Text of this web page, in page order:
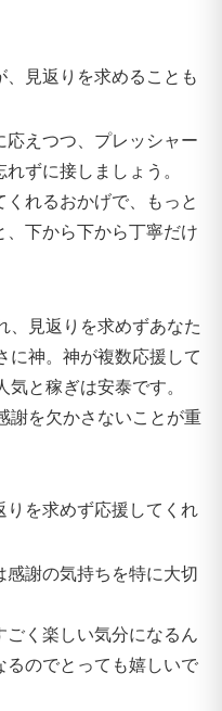
見返りを求めることも
応えつつ、プレッシャー
ずに接しましょう。
れるおかげで、もっと
下から下から丁寧だけ
、見返りを求めずあなた
に神。神が複数応援して
気と稼ぎは安泰です。
謝を欠かさないことが重
りを求めず応援してくれ
謝の気持ちを特に大切
く楽しい気分になるん
るのでとっても嬉しいで